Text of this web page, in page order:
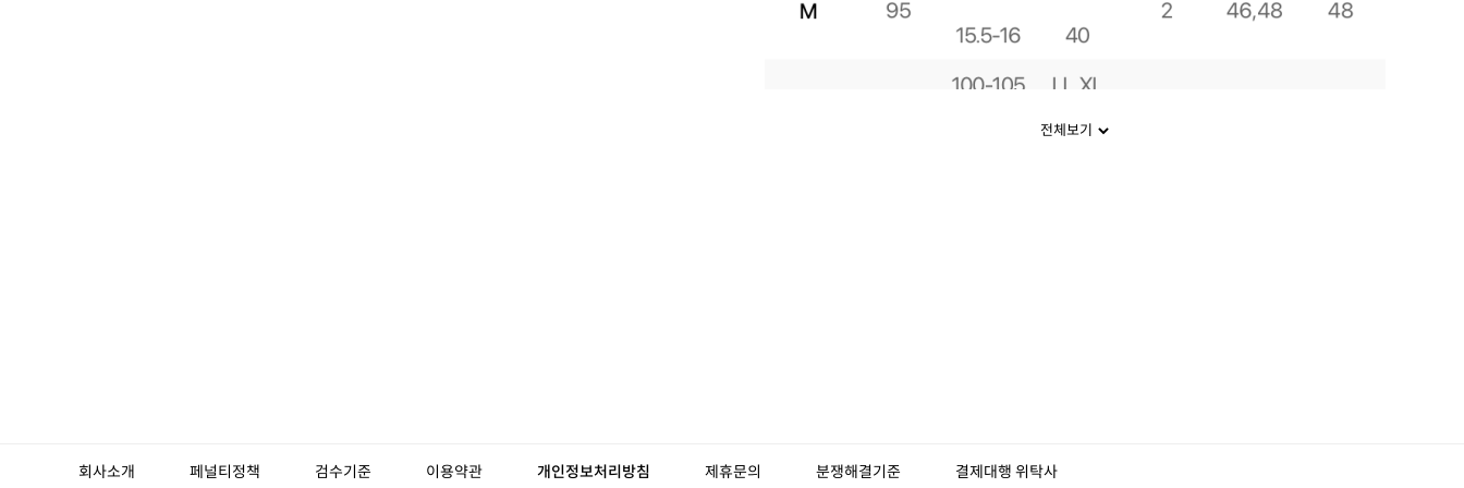
전체보기
회사소개 페널티정책 검수기준 이용약관 개인정보처리방침 제휴문의 분쟁해결기준 결제대행 위탁사